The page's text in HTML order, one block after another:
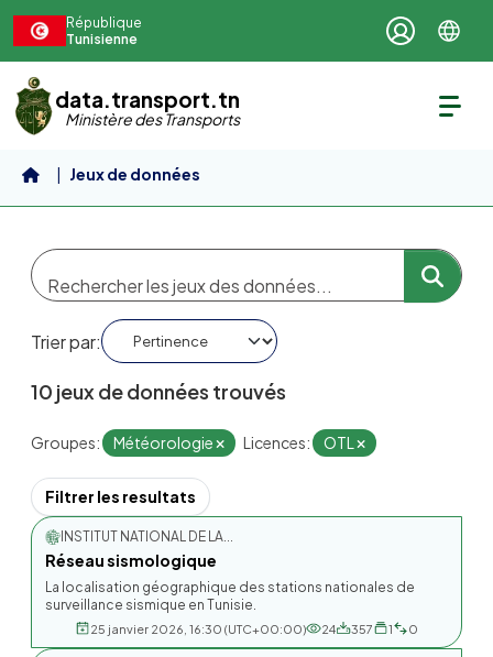
République
Tunisienne
data.transport.tn
Ministère des Transports
Jeux de données
Trier par
10 jeux de données trouvés
Groupes: Météorologie Licences: OTL
Filtrer les resultats
INSTITUT NATIONAL DE LA...
Réseau sismologique
La localisation géographique des stations nationales de
surveillance sismique en Tunisie.
25 janvier 2026, 16:30 (UTC+00:00) 24 357 1 0